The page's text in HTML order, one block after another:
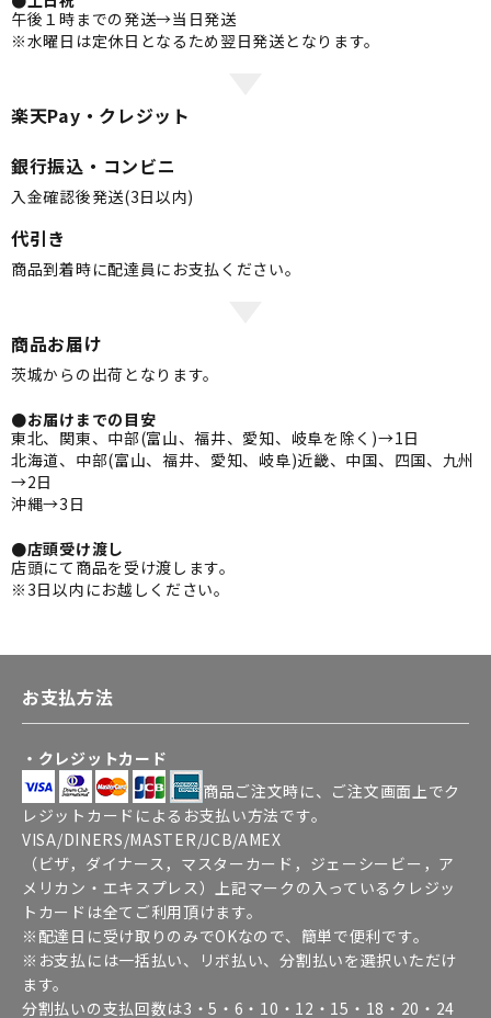
午後１時までの発送→当日発送
※水曜日は定休日となるため翌日発送となります。
楽天Pay・クレジット
銀行振込・コンビニ
入金確認後発送(3日以内)
代引き
商品到着時に配達員にお支払ください。
商品お届け
茨城からの出荷となります。
●お届けまでの目安
東北、関東、中部(富山、福井、愛知、岐阜を除く)→1日
北海道、中部(富山、福井、愛知、岐阜)近畿、中国、四国、九州
→2日
沖縄→3日
●店頭受け渡し
店頭にて商品を受け渡します。
※3日以内にお越しください。
お支払方法
・クレジットカード
商品ご注文時に、ご注文画面上でク
レジットカードによるお支払い方法です。
VISA/DINERS/MASTER/JCB/AMEX
（ビザ，ダイナース，マスターカード，ジェーシービー，ア
メリカン・エキスプレス）上記マークの入っているクレジッ
トカードは全てご利用頂けます。
※配達日に受け取りのみでOKなので、簡単で便利です。
※お支払には一括払い、リボ払い、分割払いを選択いただけ
ます。
分割払いの支払回数は3・5・6・10・12・15・18・20・24